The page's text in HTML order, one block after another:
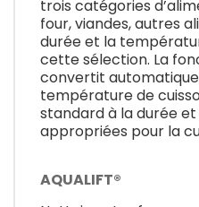
trois catégories
four, viandes, autres
durée et la
cette sélection. La
convertit
température de
standard à la durée
appropriées pour la
AQUALIFT®